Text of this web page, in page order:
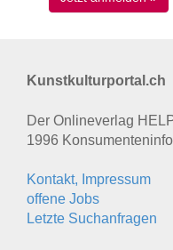
Kunstkulturportal.ch
Der Onlineverlag
1996
Kontakt, Impressum
offene Jobs
Letzte Suchanfragen